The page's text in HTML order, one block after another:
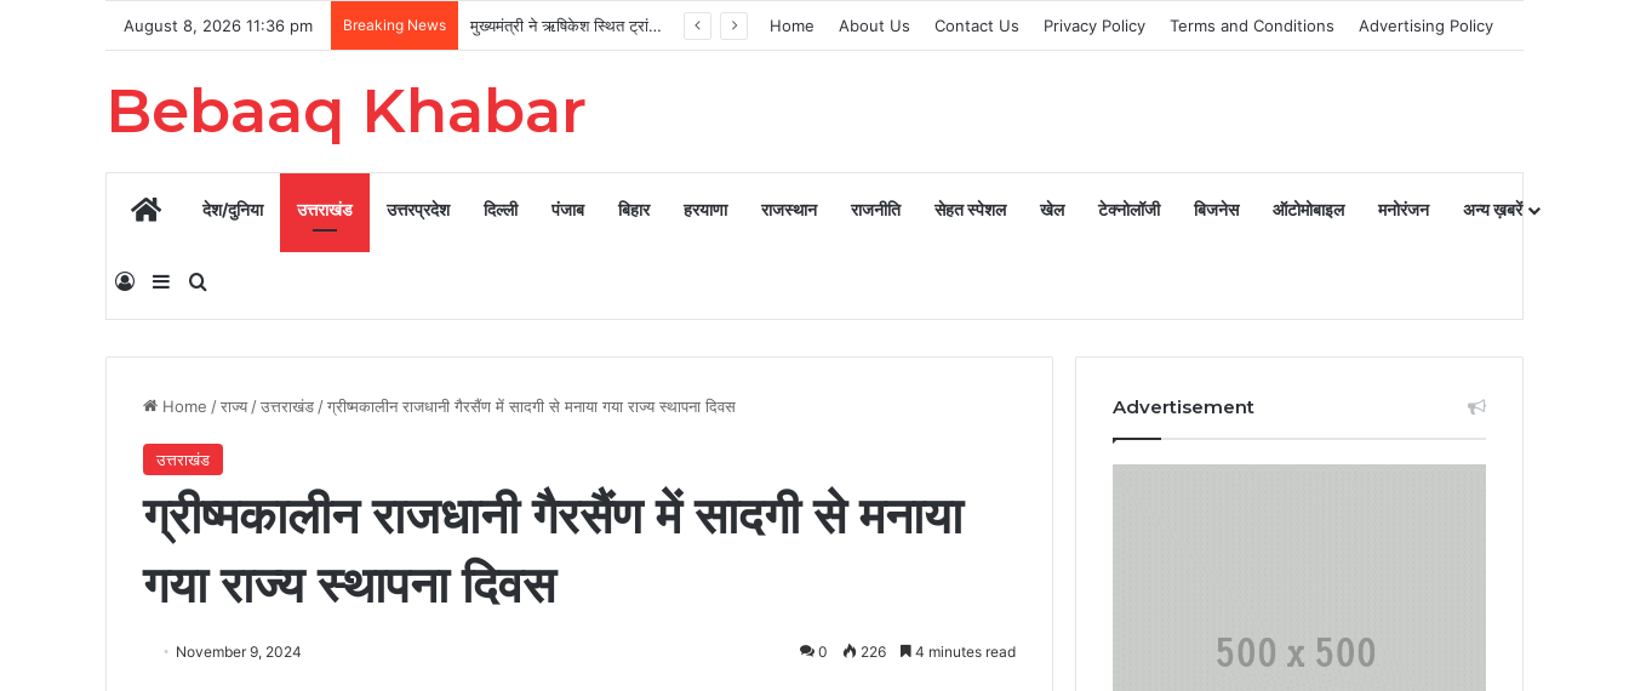
August 8, 2026 11:36 pm Breaking News मुख्यमंत्री ने ऋषिकेश स्थित ट्रांजिट कैंप का किया औचक निरीक्षण Home About Us Contact Us Privacy Policy Terms and Conditions Advertising Policy
Bebaaq Khabar
Homeदेश/दुनिया उत्तराखंड उत्तरप्रदेश दिल्ली पंजाब बिहार हरयाणा राजस्थान राजनीति सेहत स्पेशल खेल टेक्नोलॉजी बिजनेस ऑटोमोबाइल मनोरंजन अन्य ख़बरें
Log InSidebarSearch for
Home /राज्य /उत्तराखंड /ग्रीष्मकालीन राजधानी गैरसैंण में सादगी से मनाया गया राज्य स्थापना दिवस
उत्तराखंड
ग्रीष्मकालीन राजधानी गैरसैंण में सादगी से मनाया
गया राज्य स्थापना दिवस
November 9, 2024 0 226 4 minutes read
Advertisement